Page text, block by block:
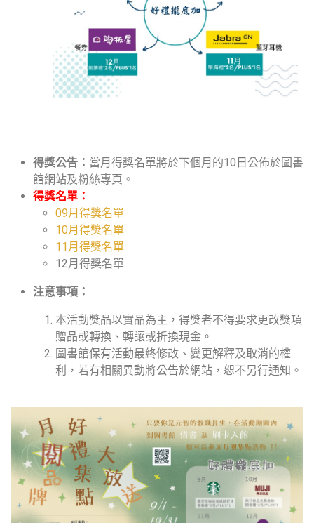
得獎公告： 當月得獎名單將於下個月的10日公佈於圖書
館網站及粉絲專頁。
得獎名單：
09月得獎名單
10月得獎名單
11月得獎名單
12月得獎名單
注意事項：
本活動獎品以實品為主，得獎者不得要求更改獎項
贈品或轉換、轉讓或折換現金。
圖書館保有活動最終修改、變更解釋及取消的權
利，若有相關異動將公告於網站，恕不另行通知。